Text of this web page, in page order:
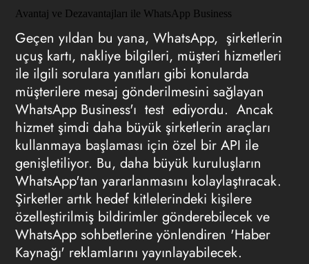
Avantaj ve Dezavantajları ile WhatsApp Business
Geçen yıldan bu yana, WhatsApp, şirketlerin
uçuş kartı, nakliye bilgileri, müşteri hizmetleri
ile ilgili sorulara yanıtları gibi konularda
müşterilere mesaj gönderilmesini sağlayan
WhatsApp Business'ı test ediyordu. Ancak
hizmet şimdi daha büyük şirketlerin araçları
kullanmaya başlaması için özel bir API ile
genişletiliyor. Bu, daha büyük kuruluşların
WhatsApp'tan yararlanmasını kolaylaştıracak.
Şirketler artık hedef kitlelerindeki kişilere
özelleştirilmiş bildirimler gönderebilecek ve
WhatsApp sohbetlerine yönlendiren 'Haber
Kaynağı' reklamlarını yayınlayabilecek.